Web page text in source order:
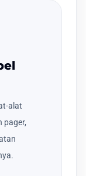
alat
pager,